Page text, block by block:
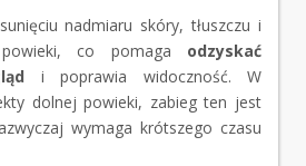
nadmiaru skóry, tłuszczu i
co pomaga odzyskać
i poprawia widoczność. W
dolnej powieki, zabieg ten jest
wymaga krótszego czasu